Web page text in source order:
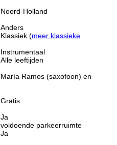
Noord-Holland
Anders
Klassiek (meer klassieke
Instrumentaal
Alle leeftijden
María Ramos (saxofoon) en
Gratis
Ja
voldoende parkeerruimte
Ja